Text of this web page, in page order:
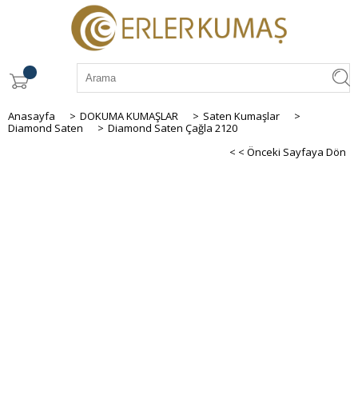
Anasayfa > DOKUMA KUMAŞLAR > Saten Kumaşlar
>
Diamond Saten
> Diamond Saten Çağla 2120
< < Önceki Sayfaya Dön